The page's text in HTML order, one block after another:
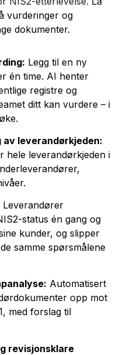
vurderinger og
dokumenter.
Legg til en ny
én time. AI henter
registre og
ditt kan vurdere – i
leverandørkjeden:
hele leverandørkjeden i
Leverandører
status én gang og
kunder, og slipper
samme spørsmålene
Automatisert
opp mot
med forslag til
revisjonsklare